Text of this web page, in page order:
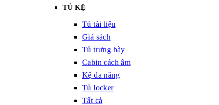
TỦ KỆ
Tủ tài liệu
Giá sách
Tủ trưng bày
Cabin cách âm
Kệ đa năng
Tủ locker
Tất cả